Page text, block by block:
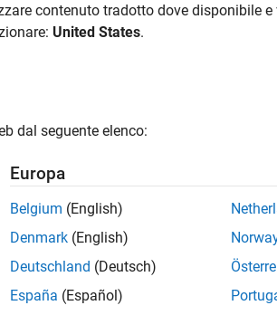
e Simscape
simulazione di sistemi di
e edifici
alle vendite
contenuto tradotto dove disponibile
United States.
dal seguente elenco:
Europa
Belgium (English)
Denmark (English)
Deutschland (Deutsch)
España (Español)